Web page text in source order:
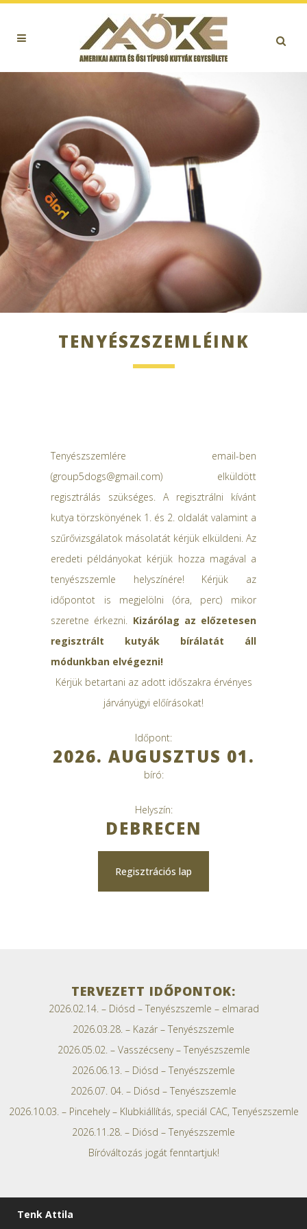
TENYÉSZSZEMLÉINK
Tenyészszemlére email-ben
(group5dogs@gmail.com) elküldött
regisztrálás szükséges. A regisztrálni kívánt
kutya törzskönyének 1. és 2. oldalát valamint a
szűrővizsgálatok másolatát kérjük elküldeni. Az
eredeti példányokat kérjük hozza magával a
tenyészszemle helyszínére! Kérjük az
időpontot is megjelölni (óra, perc) mikor
szeretne érkezni. Kizárólag az előzetesen
regisztrált kutyák bírálatát áll
módunkban elvégezni!
Kérjük betartani az adott időszakra érvényes
járványügyi előírásokat!
Időpont:
2026. AUGUSZTUS 01.
bíró:
Helyszín:
DEBRECEN
Regisztrációs lap
TERVEZETT IDŐPONTOK:
2026.02.14. – Diósd – Tenyészszemle – elmarad
2026.03.28. – Kazár – Tenyészszemle
2026.05.02. – Vasszécseny – Tenyészszemle
2026.06.13. – Diósd – Tenyészszemle
2026.07. 04. – Diósd – Tenyészszemle
2026.10.03. – Pincehely – Klubkiállítás, speciál CAC, Tenyészszemle
2026.11.28. – Diósd – Tenyészszemle
Bíróváltozás jogát fenntartjuk!
Tenk Attila